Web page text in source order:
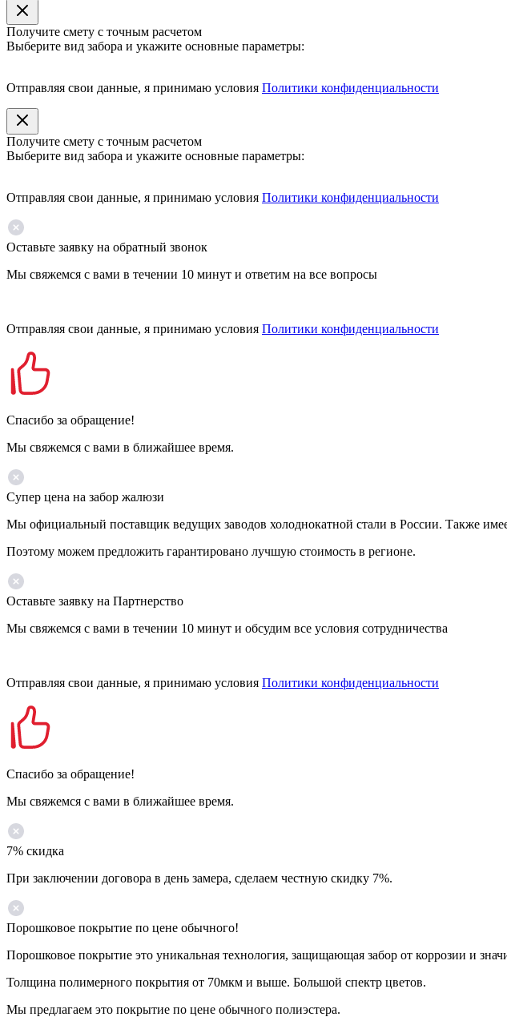
Получите смету с точным расчетом
Выберите вид забора и укажите основные параметры:
Отправляя свои данные, я принимаю условия Политики конфиденциальности
Получите смету с точным расчетом
Выберите вид забора и укажите основные параметры:
Отправляя свои данные, я принимаю условия Политики конфиденциальности
Оставьте заявку на обратный звонок
Мы свяжемся с вами в течении 10 минут и ответим на все вопросы
Отправляя свои данные, я принимаю условия Политики конфиденциальности
Спасибо за обращение!
Мы свяжемся с вами в ближайшее время.
Супер цена на забор жалюзи
Мы официальный поставщик ведущих заводов холоднокатной стали в России. Также
Поэтому можем предложить гарантировано лучшую стоимость в регионе.
Оставьте заявку на Партнерство
Мы свяжемся с вами в течении 10 минут и обсудим все условия сотрудничества
Отправляя свои данные, я принимаю условия Политики конфиденциальности
Спасибо за обращение!
Мы свяжемся с вами в ближайшее время.
7% скидка
При заключении договора в день замера, сделаем честную скидку 7%.
Порошковое покрытие по цене обычного!
Порошковое покрытие это уникальная технология, защищающая забор от коррозии и
Толщина полимерного покрытия от 70мкм и выше. Большой спектр цветов.
Мы предлагаем это покрытие по цене обычного полиэстера.